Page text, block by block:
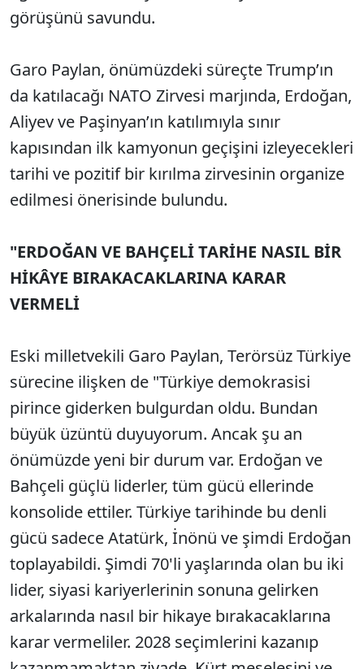
görüşünü savundu.
Garo Paylan, önümüzdeki süreçte Trump’ın
da katılacağı NATO Zirvesi marjında, Erdoğan,
Aliyev ve Paşinyan’ın katılımıyla sınır
kapısından ilk kamyonun geçişini izleyecekleri
tarihi ve pozitif bir kırılma zirvesinin organize
edilmesi önerisinde bulundu.
"ERDOĞAN VE BAHÇELİ TARİHE NASIL BİR
HİKÂYE BIRAKACAKLARINA KARAR
VERMELİ
Eski milletvekili Garo Paylan, Terörsüz Türkiye
sürecine ilişken de "Türkiye demokrasisi
pirince giderken bulgurdan oldu. Bundan
büyük üzüntü duyuyorum. Ancak şu an
önümüzde yeni bir durum var. Erdoğan ve
Bahçeli güçlü liderler, tüm gücü ellerinde
konsolide ettiler. Türkiye tarihinde bu denli
gücü sadece Atatürk, İnönü ve şimdi Erdoğan
toplayabildi. Şimdi 70'li yaşlarında olan bu iki
lider, siyasi kariyerlerinin sonuna gelirken
arkalarında nasıl bir hikaye bırakacaklarına
karar vermeliler. 2028 seçimlerini kazanıp